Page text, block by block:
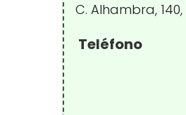
C. Alhambra,
Teléfono